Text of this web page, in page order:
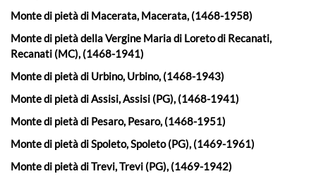
Monte di pietà di Macerata, Macerata, (1468-1958)
Monte di pietà della Vergine Maria di Loreto di Recanati,
Recanati (MC), (1468-1941)
Monte di pietà di Urbino, Urbino, (1468-1943)
Monte di pietà di Assisi, Assisi (PG), (1468-1941)
Monte di pietà di Pesaro, Pesaro, (1468-1951)
Monte di pietà di Spoleto, Spoleto (PG), (1469-1961)
Monte di pietà di Trevi, Trevi (PG), (1469-1942)